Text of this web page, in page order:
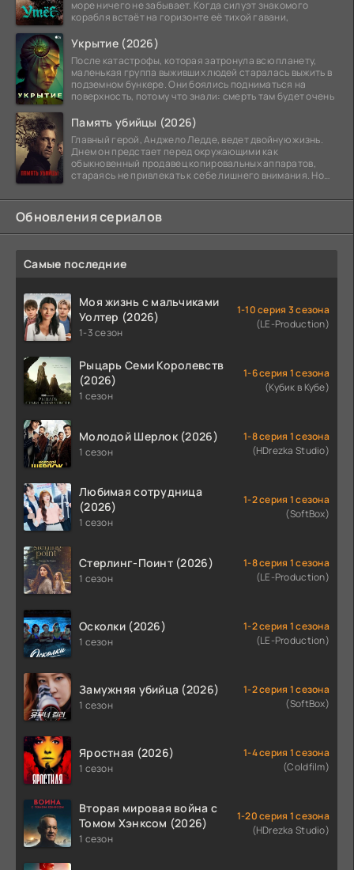
море ничего не забывает. Когда силуэт знакомого
корабля встаёт на горизонте её тихой гавани,
Укрытие (2026)
После катастрофы, которая затронула всю планету,
маленькая группа выживших людей старалась выжить в
подземном бункере. Они боялись подниматься на
поверхность, потому что знали: смерть там будет очень
Память убийцы (2026)
Главный герой, Анджело Ледде, ведет двойную жизнь.
Днем он предстает перед окружающими как
обыкновенный продавец копировальных аппаратов,
стараясь не привлекать к себе лишнего внимания. Но
Обновления сериалов
Самые последние
Моя жизнь с мальчиками
Уолтер (2026)
1-3 сезон
1-10 серия 3 сезона
(LE-Production)
Рыцарь Семи Королевств
(2026)
1 сезон
1-6 серия 1 сезона
(Кубик в Кубе)
Молодой Шерлок (2026)
1 сезон
1-8 серия 1 сезона
(HDrezka Studio)
Любимая сотрудница
(2026)
1 сезон
1-2 серия 1 сезона
(SoftBox)
Стерлинг-Поинт (2026)
1 сезон
1-8 серия 1 сезона
(LE-Production)
Осколки (2026)
1 сезон
1-2 серия 1 сезона
(LE-Production)
Замужняя убийца (2026)
1 сезон
1-2 серия 1 сезона
(SoftBox)
Яростная (2026)
1 сезон
1-4 серия 1 сезона
(Coldfilm)
Вторая мировая война с
Томом Хэнксом (2026)
1 сезон
1-20 серия 1 сезона
(HDrezka Studio)